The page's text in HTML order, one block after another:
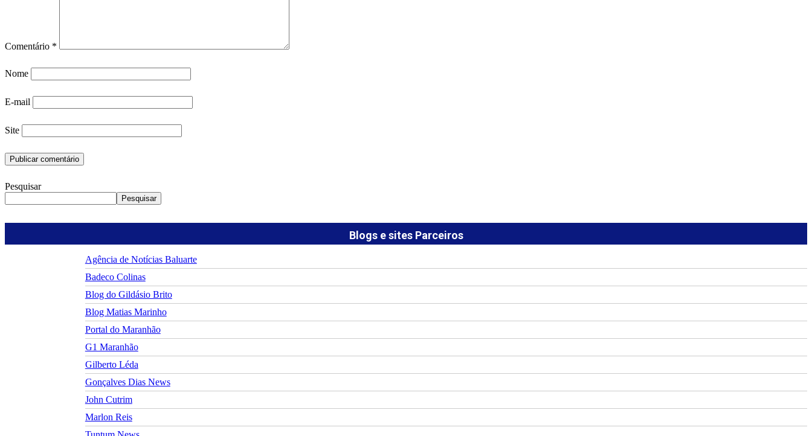
Comentário *
Nome
E-mail
Site
Pesquisar
Pesquisar
Blogs e sites Parceiros
Agência de Notícias Baluarte
Badeco Colinas
Blog do Gildásio Brito
Blog Matias Marinho
Portal do Maranhão
G1 Maranhão
Gilberto Léda
Gonçalves Dias News
John Cutrim
Marlon Reis